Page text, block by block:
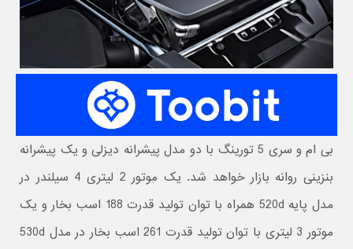
بی ام و سری 5 تورینگ با دو مدل پیشرانه دیزلی و یک پیشرانه
بنزینی روانه بازار خواهد شد. یک موتور 2 لیتری 4 سیلندر در
مدل پایه 520d همراه با توان تولید قدرت 188 اسب بخار و یک
موتور 3 لیتری با توان تولید قدرت 261 اسب بخار در مدل 530d